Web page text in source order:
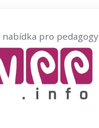
nabídka pro pedagogy